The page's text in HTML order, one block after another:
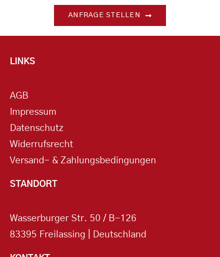
ANFRAGE STELLEN
LINKS
AGB
Impressum
Datenschutz
Widerrufsrecht
Versand- & Zahlungsbedingungen
STANDORT
Wasserburger Str. 50 / B-126
83395 Freilassing | Deutschland